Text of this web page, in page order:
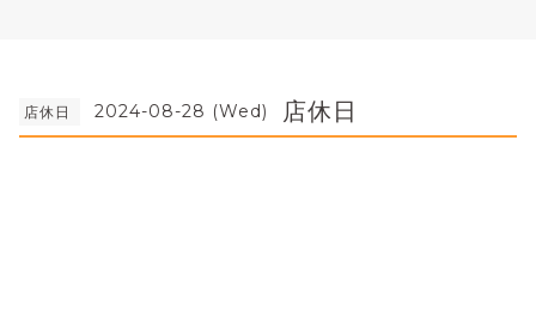
店休日 2024-08-28 (Wed) 店休日